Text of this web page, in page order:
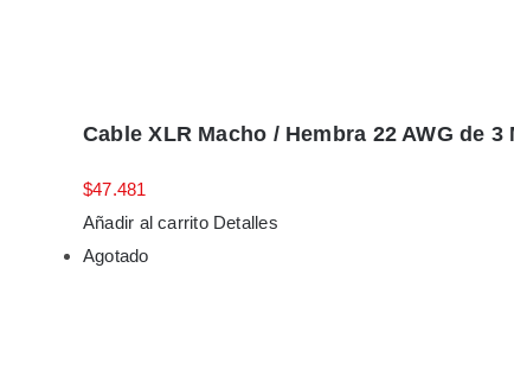
Cable XLR Macho / Hembra 22 AWG de 3
$47.481
Añadir al carrito Detalles
Agotado